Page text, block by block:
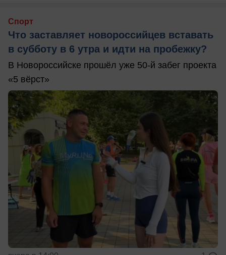
Спорт
Что заставляет новороссийцев вставать
в субботу в 6 утра и идти на пробежку?
В Новороссийске прошёл уже 50-й забег проекта
«5 вёрст»